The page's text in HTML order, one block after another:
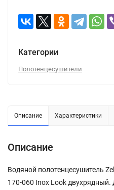
Категории
Полотенцесушители
Описание Характеристики
Описание
Водяной полотенцесушитель
170-060 Inox Look